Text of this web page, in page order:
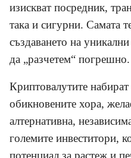
изискват посредник,
така и сигурни. Самата
създаването на
да „разчетем“ погрешно.
Криптовалутите
обикновените хора,
алтернативна,
големите инвеститори,
потенциал за растеж и